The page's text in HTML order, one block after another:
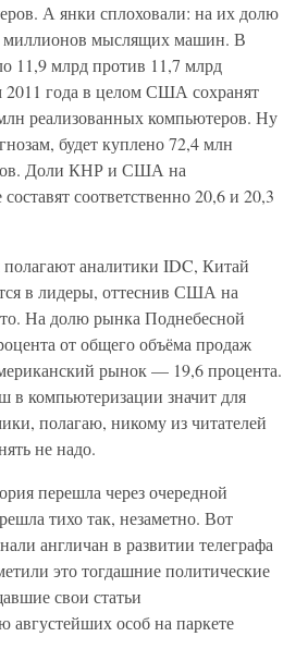
А янки сплоховали: на их долю
миллионов мыслящих машин. В
11,9 млрд против 11,7 млрд
2011 года в целом США сохранят
реализованных компьютеров. Ну
будет куплено 72,4 млн
Доли КНР и США на
соответственно 20,6 и 20,3
аналитики IDC, Китай
в лидеры, оттеснив США на
На долю рынка Поднебесной
от общего объёма продаж
рынок — 19,6 процента.
в компьютеризации значит для
полагаю, никому из читателей
не надо.
перешла через очередной
тихо так, незаметно. Вот
англичан в развитии телеграфа
это тогдашние политические
свои статьи
августейших особ на паркете